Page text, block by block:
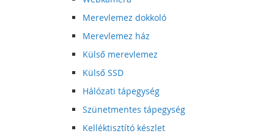
Merevlemez dokkoló
Merevlemez ház
Külső merevlemez
Külső SSD
Hálózati tápegység
Szünetmentes tápegység
Kelléktisztító készlet